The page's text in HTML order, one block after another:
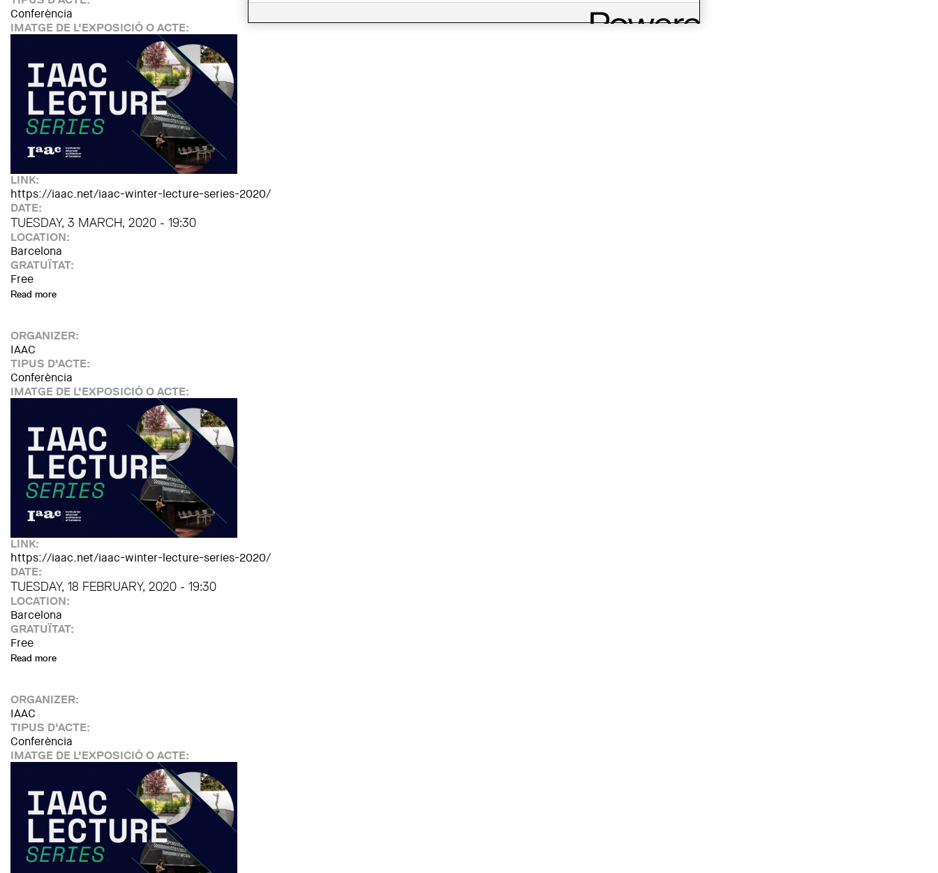
Conferència
IMATGE DE L'EXPOSICIÓ O ACTE:
LINK:
https://iaac.net/iaac-winter-lecture-series-2020/
DATE:
TUESDAY, 3 MARCH, 2020 - 19:30
LOCATION:
Barcelona
GRATUÏTAT:
Free
Read more
ORGANIZER:
IAAC
TIPUS D'ACTE:
Conferència
IMATGE DE L'EXPOSICIÓ O ACTE:
LINK:
https://iaac.net/iaac-winter-lecture-series-2020/
DATE:
TUESDAY, 18 FEBRUARY, 2020 - 19:30
LOCATION:
Barcelona
GRATUÏTAT:
Free
Read more
ORGANIZER:
IAAC
TIPUS D'ACTE:
Conferència
IMATGE DE L'EXPOSICIÓ O ACTE: